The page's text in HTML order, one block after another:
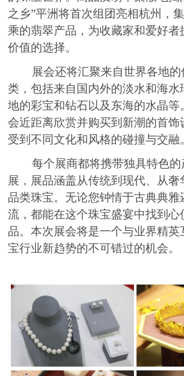
之乡”平洲将首次组团亮相杭州，
乘的翡翠产品，为收藏家和爱好者
价值的选择。
展会还将汇聚来自世界各地的
类，包括来自国内外的淡水和海水
地的彩宝和钻石以及东海的水晶等
会近距离欣赏并购买到新潮的首饰
受到不同文化和风格的碰撞与交融
每个展商都将携带独具特色的
展，展品涵盖从传统到现代、从奢
品类珠宝。无论您钟情于古典典雅
流，都能在这个珠宝盛宴中找到心
品。本次展会将是一个与业界精英
宝行业新趋势的不可错过的机会。